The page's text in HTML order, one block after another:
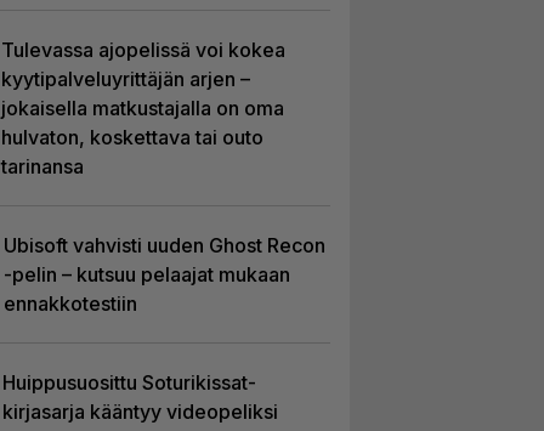
Tulevassa ajopelissä voi kokea
kyytipalveluyrittäjän arjen –
jokaisella matkustajalla on oma
hulvaton, koskettava tai outo
tarinansa
Ubisoft vahvisti uuden Ghost Recon
-pelin – kutsuu pelaajat mukaan
ennakkotestiin
Huippusuosittu Soturikissat-
kirjasarja kääntyy videopeliksi